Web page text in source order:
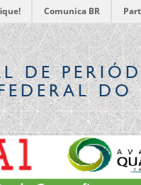
Comunica BR
DE
DO